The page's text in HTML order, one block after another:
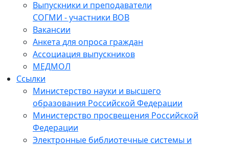
Выпускники и преподаватели
СОГМИ - участники ВОВ
Вакансии
Анкета для опроса граждан
Ассоциация выпускников
МЕДМОЛ
Ссылки
Министерство науки и высшего
образования Российской Федерации
Министерство просвещения Российской
Федерации
Электронные библиотечные системы и